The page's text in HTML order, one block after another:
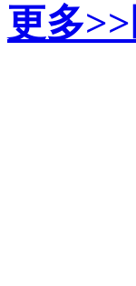
更多>>